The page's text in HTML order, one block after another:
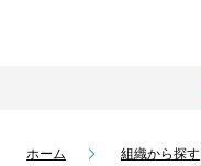
ホーム 組織から探す